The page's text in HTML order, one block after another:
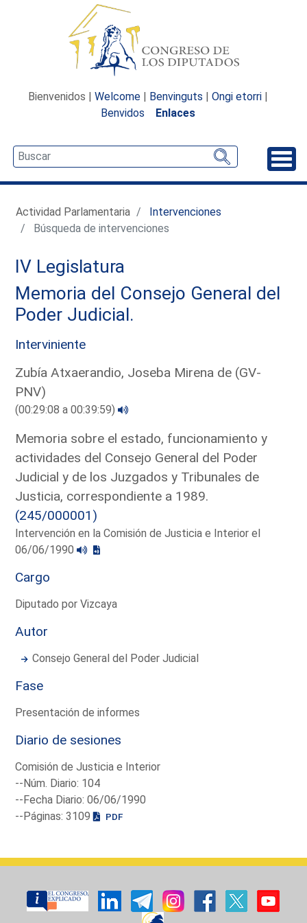
Bienvenidos | Welcome | Benvinguts | Ongi etorri |
Benvidos
Enlaces
Actividad Parlamentaria
Intervenciones
Búsqueda de intervenciones
IV Legislatura
Memoria del Consejo General del
Poder Judicial.
Interviniente
Zubía Atxaerandio, Joseba Mirena de (GV-
PNV)
(00:29:08 a 00:39:59)
Memoria sobre el estado, funcionamiento y
actividades del Consejo General del Poder
Judicial y de los Juzgados y Tribunales de
Justicia, correspondiente a 1989.
(245/000001)
Intervención en la Comisión de Justicia e Interior el
06/06/1990
Cargo
Diputado por Vizcaya
Autor
Consejo General del Poder Judicial
Fase
Presentación de informes
Diario de sesiones
Comisión de Justicia e Interior
--Núm. Diario: 104
--Fecha Diario: 06/06/1990
--Páginas: 3109
PDF